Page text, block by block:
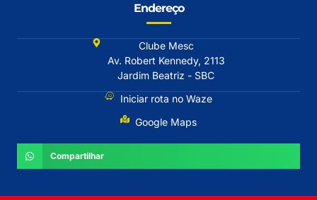
Endereço
Clube Mesc
Av. Robert Kennedy, 2113
Jardim Beatriz - SBC
Iniciar rota no Waze
Google Maps
Compartilhar